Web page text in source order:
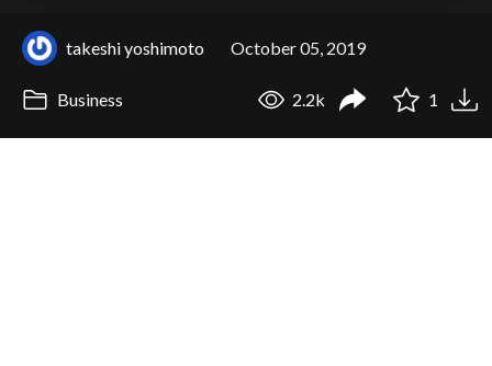
takeshi yoshimoto October 05, 2019
Business 2.2k 1